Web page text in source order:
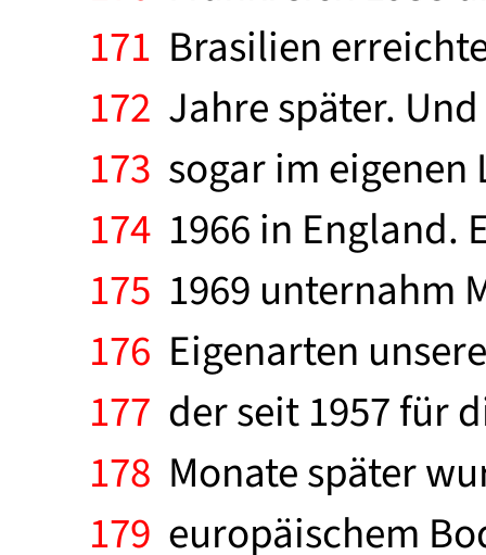
171 Brasilien
172 Jahre später.
173 sogar im eigenen
174 1966 in England.
175 1969 unternahm
176 Eigenarten
177 der seit 1957 für
178 Monate später
179 europäischem